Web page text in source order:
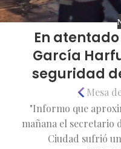
En
García
seguridad
Mesa
"Informo que
mañana el secretario
Ciudad sufrió